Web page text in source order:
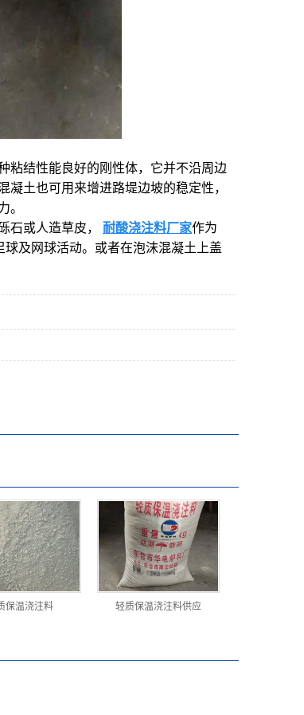
粘结性能良好的刚性体，它并不沿周边
土也可用来增进路堤边坡的稳定性，
。
石或人造草皮， 耐酸浇注料厂家作为
球及网球活动。或者在泡沫混凝土上盖
保温浇注料 轻质保温浇注料供应